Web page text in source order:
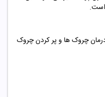
است.
چروک ها و پر کردن چروک